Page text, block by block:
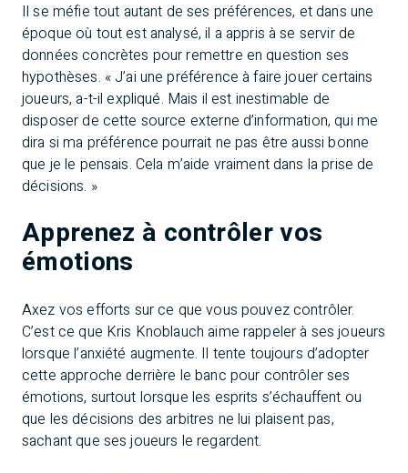
Il se méfie tout autant de ses préférences, et dans une
époque où tout est analysé, il a appris à se servir de
données concrètes pour remettre en question ses
hypothèses. « J’ai une préférence à faire jouer certains
joueurs, a-t-il expliqué. Mais il est inestimable de
disposer de cette source externe d’information, qui me
dira si ma préférence pourrait ne pas être aussi bonne
que je le pensais. Cela m’aide vraiment dans la prise de
décisions. »
Apprenez à contrôler vos
émotions
Axez vos efforts sur ce que vous pouvez contrôler.
C’est ce que Kris Knoblauch aime rappeler à ses joueurs
lorsque l’anxiété augmente. Il tente toujours d’adopter
cette approche derrière le banc pour contrôler ses
émotions, surtout lorsque les esprits s’échauffent ou
que les décisions des arbitres ne lui plaisent pas,
sachant que ses joueurs le regardent.